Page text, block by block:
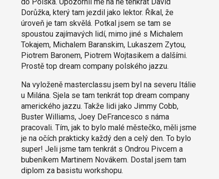
do Polska. Upozornil mě na ně tenkrát David
Dorůžka, který tam jezdil jako lektor. Říkal, že
úroveň je tam skvělá. Potkal jsem se tam se
spoustou zajímavých lidí, mimo jiné s Michalem
Tokajem, Michalem Baranskim, Lukaszem Zytou,
Piotrem Baronem, Piotrem Wojtasikem a dalšími.
Prostě top dream company polského jazzu.
Na vyloženě masterclassu jsem byl na severu Itálie
u Milána. Sjela se tam tenkrát top dream company
amerického jazzu. Takže lidi jako Jimmy Cobb,
Buster Williams, Joey DeFrancesco s náma
pracovali. Tím, jak to bylo malé městečko, měli jsme
je na očích prakticky každý den a celý den. To bylo
super! Jeli jsme tam tenkrát s Ondrou Pivcem a
bubeníkem Martinem Novákem. Dostal jsem tam
diplom za basistu workshopu.